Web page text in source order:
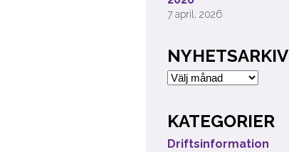
7 april, 2026
NYHETSARKIV
Nyhetsarkiv
KATEGORIER
Driftsinformation